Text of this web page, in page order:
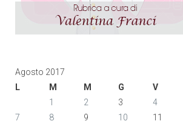
Agosto 2017
L
M M G V
1
2 3 4
7
8 9 10 11